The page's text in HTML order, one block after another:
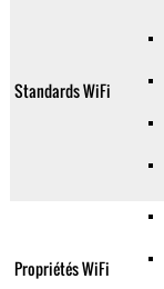
Standards WiFi
Propriétés WiFi